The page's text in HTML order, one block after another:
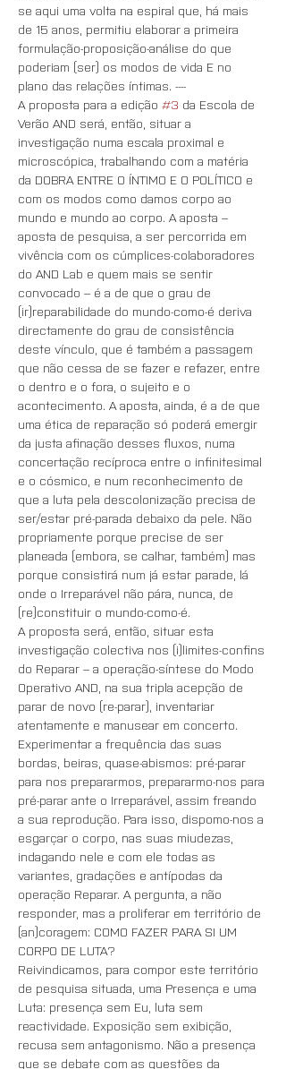
se aqui uma volta na espiral que, há mais
de 15 anos, permitiu elaborar a primeira
formulação-proposição-análise do que
poderiam (ser) os modos de vida E no
plano das relações íntimas. ----
A proposta para a edição #3 da Escola de
Verão AND será, então, situar a
investigação numa escala proximal e
microscópica, trabalhando com a matéria
da DOBRA ENTRE O ÍNTIMO E O POLÍTICO e
com os modos como damos corpo ao
mundo e mundo ao corpo. A aposta –
aposta de pesquisa, a ser percorrida em
vivência com os cúmplices-colaboradores
do AND Lab e quem mais se sentir
convocado – é a de que o grau de
(ir)reparabilidade do mundo-como-é deriva
directamente do grau de consistência
deste vínculo, que é também a passagem
que não cessa de se fazer e refazer, entre
o dentro e o fora, o sujeito e o
acontecimento. A aposta, ainda, é a de que
uma ética de reparação só poderá emergir
da justa afinação desses fluxos, numa
concertação recíproca entre o infinitesimal
e o cósmico, e num reconhecimento de
que a luta pela descolonização precisa de
ser/estar pré-parada debaixo da pele. Não
propriamente porque precise de ser
planeada (embora, se calhar, também) mas
porque consistirá num já estar parade, lá
onde o Irreparável não pára, nunca, de
(re)constituir o mundo-como-é.
A proposta será, então, situar esta
investigação colectiva nos (i)limites-confins
do Reparar – a operação-síntese do Modo
Operativo AND, na sua tripla acepção de
parar de novo (re-parar), inventariar
atentamente e manusear em concerto.
Experimentar a frequência das suas
bordas, beiras, quase-abismos: pré-parar
para nos prepararmos, prepararmo-nos para
pré-parar ante o Irreparável, assim freando
a sua reprodução. Para isso, dispomo-nos a
esgarçar o corpo, nas suas miudezas,
indagando nele e com ele todas as
variantes, gradações e antípodas da
operação Reparar. A pergunta, a não
responder, mas a proliferar em território de
(an)coragem: COMO FAZER PARA SI UM
CORPO DE LUTA?
Reivindicamos, para compor este território
de pesquisa situada, uma Presença e uma
Luta: presença sem Eu, luta sem
reactividade. Exposição sem exibição,
recusa sem antagonismo. Não a presença
que se debate com as questões da